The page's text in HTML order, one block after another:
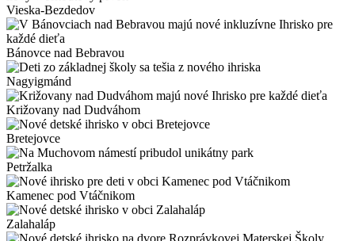
Vieska-Bezdedov
Bánovce nad Bebravou
Nagyigmánd
Križovany nad Dudváhom
Bretejovce
Petržalka
Kamenec pod Vtáčnikom
Zalahaláp